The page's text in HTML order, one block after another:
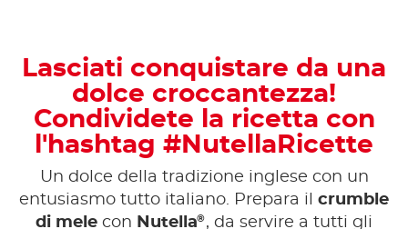
Lasciati conquistare da una
dolce croccantezza!
Condividete la ricetta con
l'hashtag #NutellaRicette
Un dolce della tradizione inglese con un
entusiasmo tutto italiano. Prepara il crumble
di mele con Nutella®, da servire a tutti gli